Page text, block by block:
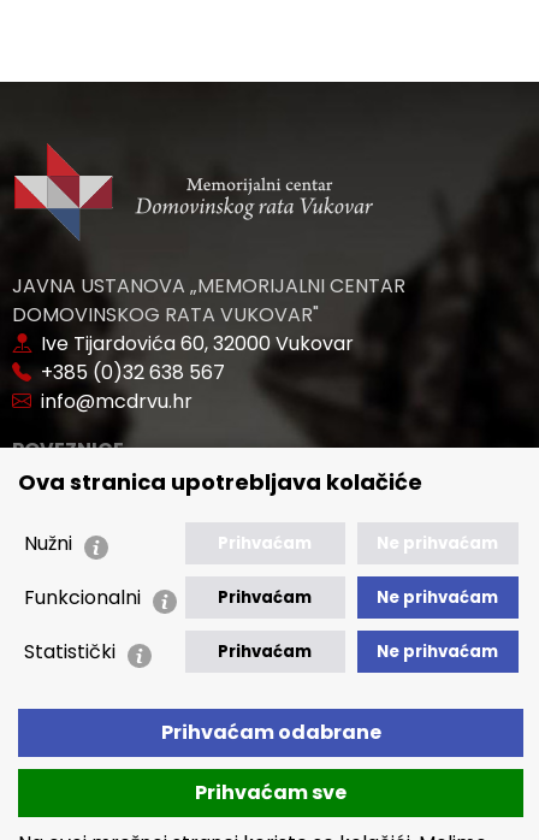
Ova stranica upotrebljava kolačiće
Nužni Prihvaćam Ne prihvaćam
Funkcionalni Prihvaćam Ne prihvaćam
Statistički Prihvaćam Ne prihvaćam
Prihvaćam odabrane
Prihvaćam sve
JAVNA USTANOVA „MEMORIJALNI CENTAR
DOMOVINSKOG RATA VUKOVAR"
Ive Tijardovića 60, 32000 Vukovar
+385 (0)32 638 567
info@mcdrvu.hr
POVEZNICE
🢒 Novosti
🢒 Natječaji
🢒 Javna nabava
🢒 Izvještaji
🢒 Izjava o pristupačnosti